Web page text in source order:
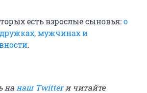
есть взрослые сыновья:о
мужчинах и
.
нанаш Twitterи читайте